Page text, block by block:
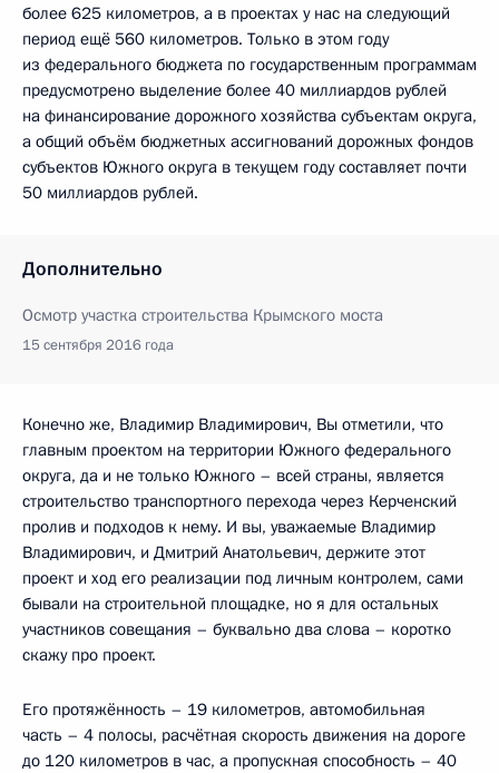
более 625 километров, а в проектах у нас на следующий
период ещё 560 километров. Только в этом году
из федерального бюджета по государственным программам
предусмотрено выделение более 40 миллиардов рублей
на финансирование дорожного хозяйства субъектам округа,
а общий объём бюджетных ассигнований дорожных фондов
субъектов Южного округа в текущем году составляет почти
50 миллиардов рублей.
Дополнительно
Осмотр участка строительства Крымского моста
15 сентября 2016 года
Конечно же, Владимир Владимирович, Вы отметили, что
главным проектом на территории Южного федерального
округа, да и не только Южного – всей страны, является
строительство транспортного перехода через Керченский
пролив и подходов к нему. И вы, уважаемые Владимир
Владимирович, и Дмитрий Анатольевич, держите этот
проект и ход его реализации под личным контролем, сами
бывали на строительной площадке, но я для остальных
участников совещания – буквально два слова – коротко
скажу про проект.
Его протяжённость – 19 километров, автомобильная
часть – 4 полосы, расчётная скорость движения на дороге
до 120 километров в час, а пропускная способность – 40